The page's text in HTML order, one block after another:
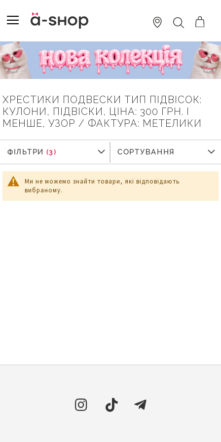
TO
CONTENT
ПОШУК
ХРЕСТИКИ ПОДВЕСКИ ТИП ПІДВІСОК:
КУЛОНИ, ПІДВІСКИ, ЦІНА: 300 ГРН. І
МЕНШЕ, УЗОР / ФАКТУРА: МЕТЕЛИКИ
Ми не можемо знайти товари, які відповідають
вибраному.
ФІЛЬТРИ
ФІЛЬТРИ СОРТУВАННЯ